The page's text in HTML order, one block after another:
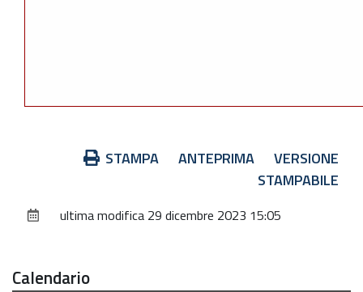
STAMPA ANTEPRIMA
VERSIONE
STAMPABILE
ultima modifica 29 dicembre 2023 15:05
Calendario